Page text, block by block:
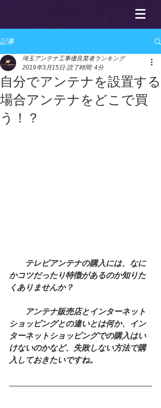
記事
自分でアンテナを設置する
場合アンテナをどこで買
う！？
埼玉アンテナ工事優良業者ランキング
2019年3月15日 読了時間: 4分
テレビアンテナの購入には、なに
かコツだったり特徴があるのか知りた
くありませんか？
アンテナ販売店とインターネット
ショッピングとの違いとは何か、イン
ターネットショッピングでの購入はい
けないのかなど、失敗しない方法で購
入しておきたいですね。